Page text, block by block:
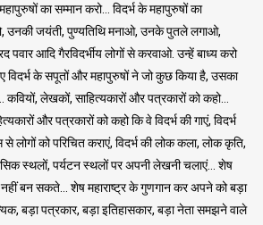
का सम्मान करो… विदर्भ के महापुरुषों का
उनकी जयंती, पुण्यतिथि मनाओ, उनके पुतले लगाओ,
पवार आदि गैरविदर्भीय लोगों से करवाओ. उन्हें बाध्य करो
विदर्भ के सपूतों और महापुरुषों ने जो कुछ किया है, उसका
लेखकों, साहित्यकारों और पत्रकारों को कहो…
और पत्रकारों को कहो कि वे विदर्भ की गाएं, विदर्भ
से लोगों को परिचित कराएं, विदर्भ की लोक कला, लोक कृति,
स्थलों, पर्यटन स्थलों पर अपनी लेखनी चलाएं… शेष
नहीं बन सकते… शेष महाराष्ट्र के गुणगान कर अपने को बड़ा
बड़ा पत्रकार, बड़ा इतिहासकार, बड़ा नेता समझने वाले